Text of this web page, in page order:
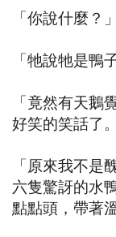
「你說什麼？」
「牠說牠是鴨
「竟然有天
好笑的笑話了。
「原來我不
六隻驚訝的水
點點頭，帶著